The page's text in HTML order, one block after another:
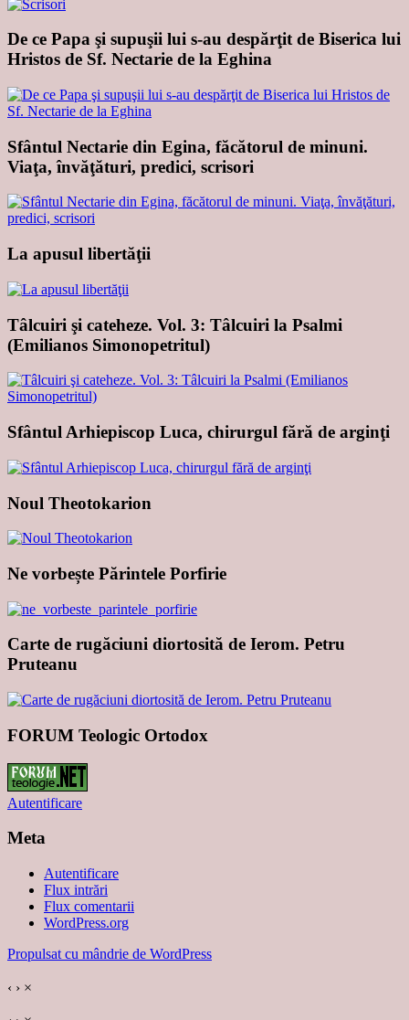
De ce Papa şi supuşii lui s-au despărţit de Biserica lui
Hristos de Sf. Nectarie de la Eghina
Sfântul Nectarie din Egina, făcătorul de minuni.
Viaţa, învăţături, predici, scrisori
La apusul libertăţii
Tâlcuiri şi cateheze. Vol. 3: Tâlcuiri la Psalmi
(Emilianos Simonopetritul)
Sfântul Arhiepiscop Luca, chirurgul fără de arginţi
Noul Theotokarion
Ne vorbește Părintele Porfirie
Carte de rugăciuni diortosită de Ierom. Petru
Pruteanu
FORUM Teologic Ortodox
Autentificare
Meta
Autentificare
Flux intrări
Flux comentarii
WordPress.org
Propulsat cu mândrie de WordPress
‹ › ×